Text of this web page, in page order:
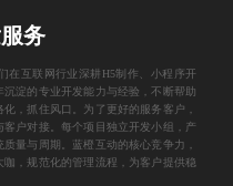
务
在互联网行业深耕 H5制作
小程序开
沉淀的专业开发能力与经验，不断帮助
，抓住风口。为了更好的服务客户，
户对接。每个项目独立开发小组，产
量与周期。蓝橙互动的核心竞争力，
，规范化的管理流程，为客户提供稳